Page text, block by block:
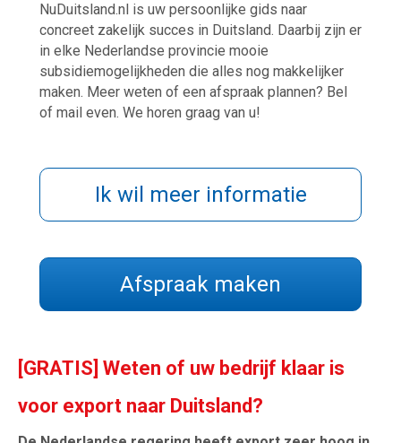
NuDuitsland.nl is uw persoonlijke gids naar
concreet zakelijk succes in Duitsland. Daarbij zijn er
in elke Nederlandse provincie mooie
subsidiemogelijkheden die alles nog makkelijker
maken. Meer weten of een afspraak plannen? Bel
of mail even. We horen graag van u!
Ik wil meer informatie
Afspraak maken
[GRATIS] Weten of uw bedrijf klaar is
voor export naar Duitsland?